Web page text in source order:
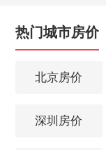
热门城市房价
北京房价
深圳房价